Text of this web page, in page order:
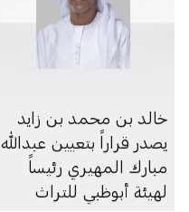
خالد بن محمد بن زايد
يصدر قراراً بتعيين عبدالله
مبارك المهيري رئيساً
لهيئة أبوظبي للتراث